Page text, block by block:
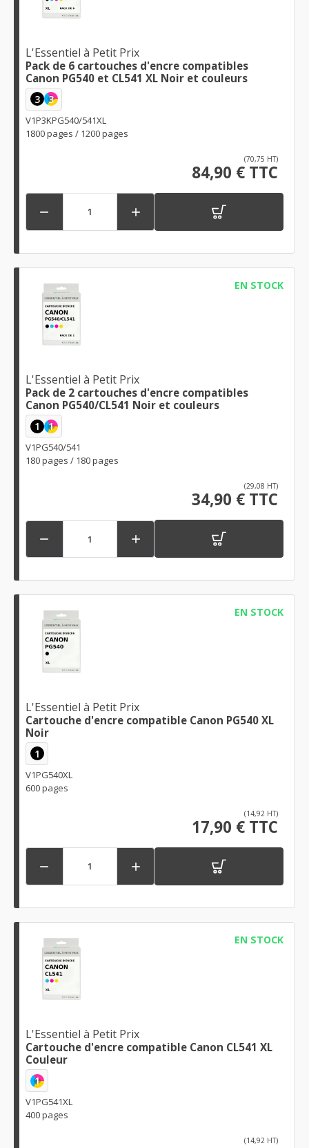
L'Essentiel à Petit Prix
Pack de 6 cartouches d'encre compatibles
Canon PG540 et CL541 XL Noir et couleurs
3 3
V1P3KPG540/541XL
1800 pages / 1200 pages
(70,75 HT)
84,90 € TTC
 
EN STOCK
L'Essentiel à Petit Prix
Pack de 2 cartouches d'encre compatibles
Canon PG540/CL541 Noir et couleurs
1 1
V1PG540/541
180 pages / 180 pages
(29,08 HT)
34,90 € TTC
 
EN STOCK
L'Essentiel à Petit Prix
Cartouche d'encre compatible Canon PG540 XL
Noir
1
V1PG540XL
600 pages
(14,92 HT)
17,90 € TTC
 
EN STOCK
L'Essentiel à Petit Prix
Cartouche d'encre compatible Canon CL541 XL
Couleur
1
V1PG541XL
400 pages
(14,92 HT)